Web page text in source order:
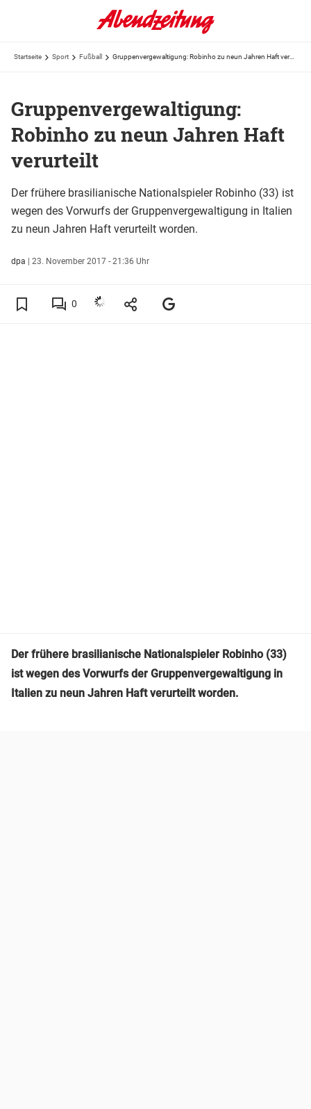
Startseite Sport Fußball Gruppenvergewaltigung: Robinho zu neun Jahren Haft verurteilt
Gruppenvergewaltigung:
Robinho zu neun Jahren Haft
verurteilt
Der frühere brasilianische Nationalspieler Robinho (33) ist
wegen des Vorwurfs der Gruppenvergewaltigung in Italien
zu neun Jahren Haft verurteilt worden.
dpa | 23. November 2017 - 21:36 Uhr
0
Der frühere brasilianische Nationalspieler Robinho (33)
ist wegen des Vorwurfs der Gruppenvergewaltigung in
Italien zu neun Jahren Haft verurteilt worden.